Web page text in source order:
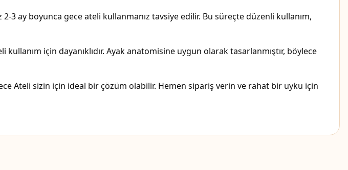
ay boyunca gece ateli kullanmanız tavsiye edilir. Bu süreçte düzenli kullanım,
için dayanıklıdır. Ayak anatomisine uygun olarak tasarlanmıştır, böylece
Ateli sizin için ideal bir çözüm olabilir. Hemen sipariş verin ve rahat bir uyku için